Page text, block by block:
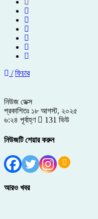
/ ফিচার
নিউজ ডেক্স
প্রকাশিতঃ ১৮ আগস্ট, ২০২৫
৬:২৪ পূর্বাহ্ণ
131 ভিউ
নিউজটি শেয়ার করুন
আরও খবর